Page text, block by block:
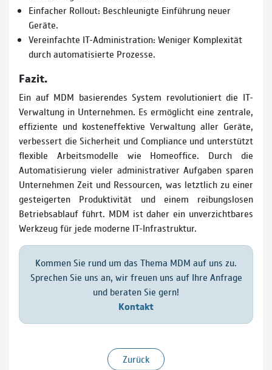
Einfacher Rollout: Beschleunigte Einführung neuer
Geräte.
Vereinfachte IT-Administration: Weniger Komplexität
durch automatisierte Prozesse.
Fazit.
Ein auf MDM basierendes System revolutioniert die IT-
Verwaltung in Unternehmen. Es ermöglicht eine zentrale,
effiziente und kosteneffektive Verwaltung aller Geräte,
verbessert die Sicherheit und Compliance und unterstützt
flexible Arbeitsmodelle wie Homeoffice. Durch die
Automatisierung vieler administrativer Aufgaben sparen
Unternehmen Zeit und Ressourcen, was letztlich zu einer
gesteigerten Produktivität und einem reibungslosen
Betriebsablauf führt. MDM ist daher ein unverzichtbares
Werkzeug für jede moderne IT-Infrastruktur.
Kommen Sie rund um das Thema MDM auf uns zu.
Sprechen Sie uns an, wir freuen uns auf Ihre Anfrage
und beraten Sie gern!
Kontakt
Zurück